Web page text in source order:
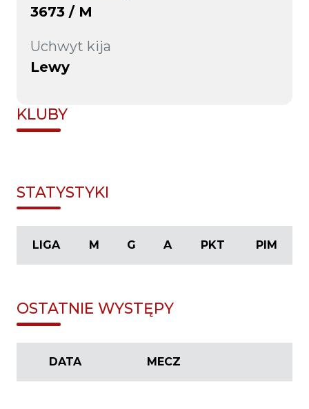
3673 / M
Uchwyt kija
Lewy
KLUBY
STATYSTYKI
LIGA M G A PKT PIM
OSTATNIE WYSTĘPY
DATA MECZ